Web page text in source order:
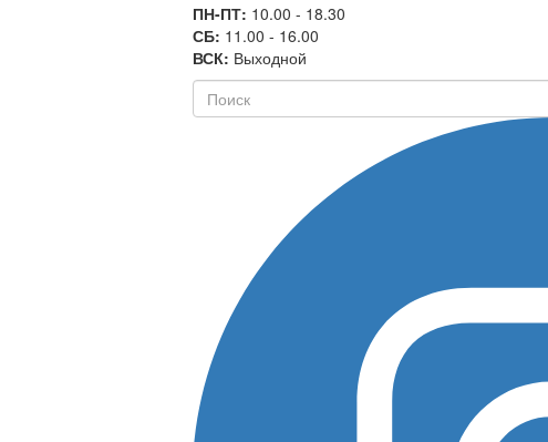
ПН-ПТ: 10.00 - 18.30
СБ: 11.00 - 16.00
ВСК: Выходной